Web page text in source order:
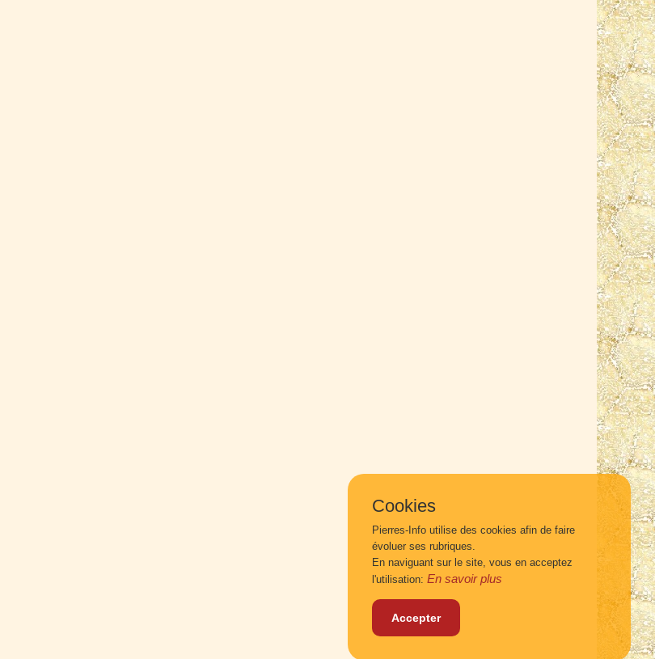
Cookies
Pierres-Info utilise des cookies afin de faire
évoluer ses rubriques.
En naviguant sur le site, vous en acceptez
l'utilisation: En savoir plus
Accepter